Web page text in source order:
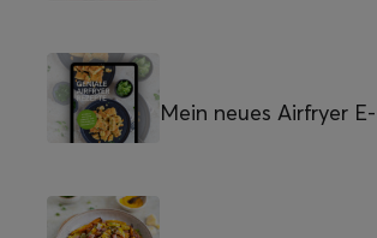
Mein neues Airfryer